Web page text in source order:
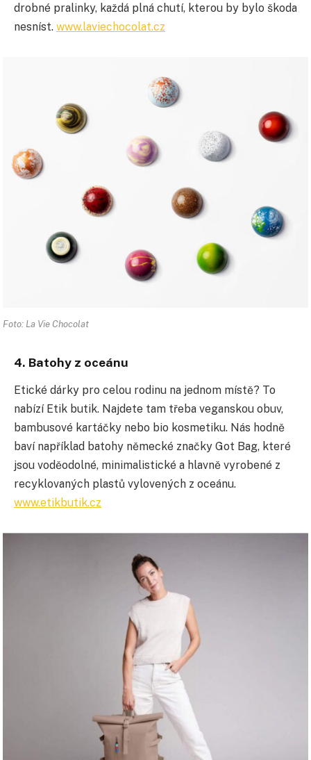
drobné pralinky, každá plná chutí, kterou by bylo škoda
nesníst. www.laviechocolat.cz
Foto: La Vie Chocolat
4. Batohy z oceánu
Etické dárky pro celou rodinu na jednom místě? To
nabízí Etik butik. Najdete tam třeba veganskou obuv,
bambusové kartáčky nebo bio kosmetiku. Nás hodně
baví například batohy německé značky Got Bag, které
jsou voděodolné, minimalistické a hlavně vyrobené z
recyklovaných plastů vylovených z oceánu.
www.etikbutik.cz